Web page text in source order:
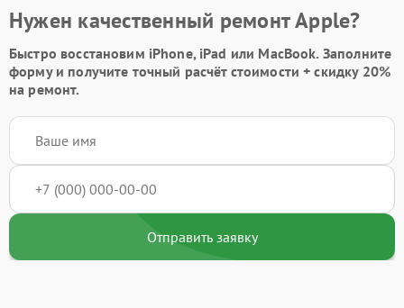
Нужен качественный ремонт Apple?
Быстро восстановим iPhone, iPad или MacBook. Заполните
формуи получите точный расчёт стоимости +скидку 20%
на ремонт.
Отправить заявку